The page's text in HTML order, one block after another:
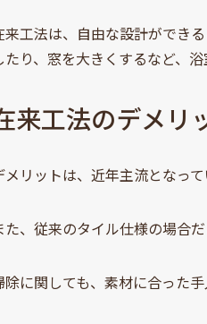
来工法は、自由な設計ができ
たり、窓を大きくするなど、
来工法のデメリ
メリットは、近年主流となっ
た、従来のタイル仕様の場合
除に関しても、素材に合った手